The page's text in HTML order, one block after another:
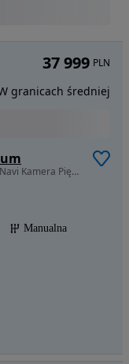
1499 cm3 • 164 KM • 1,5 164 KM Po lifcie Ledy Navi Kamera Piękny Stan z Niemiec
Manualna
37 999 PLN
granicach średniej